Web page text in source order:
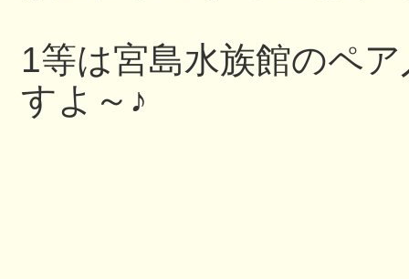
1等は宮島水族館のペ
すよ～♪